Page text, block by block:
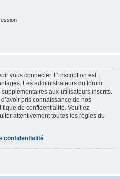
vous connecter. L’inscription est
Les administrateurs du forum
aux utilisateurs inscrits.
pris connaissance de nos
de confidentialité. Veuillez
attentivement toutes les règles du
confidentialité